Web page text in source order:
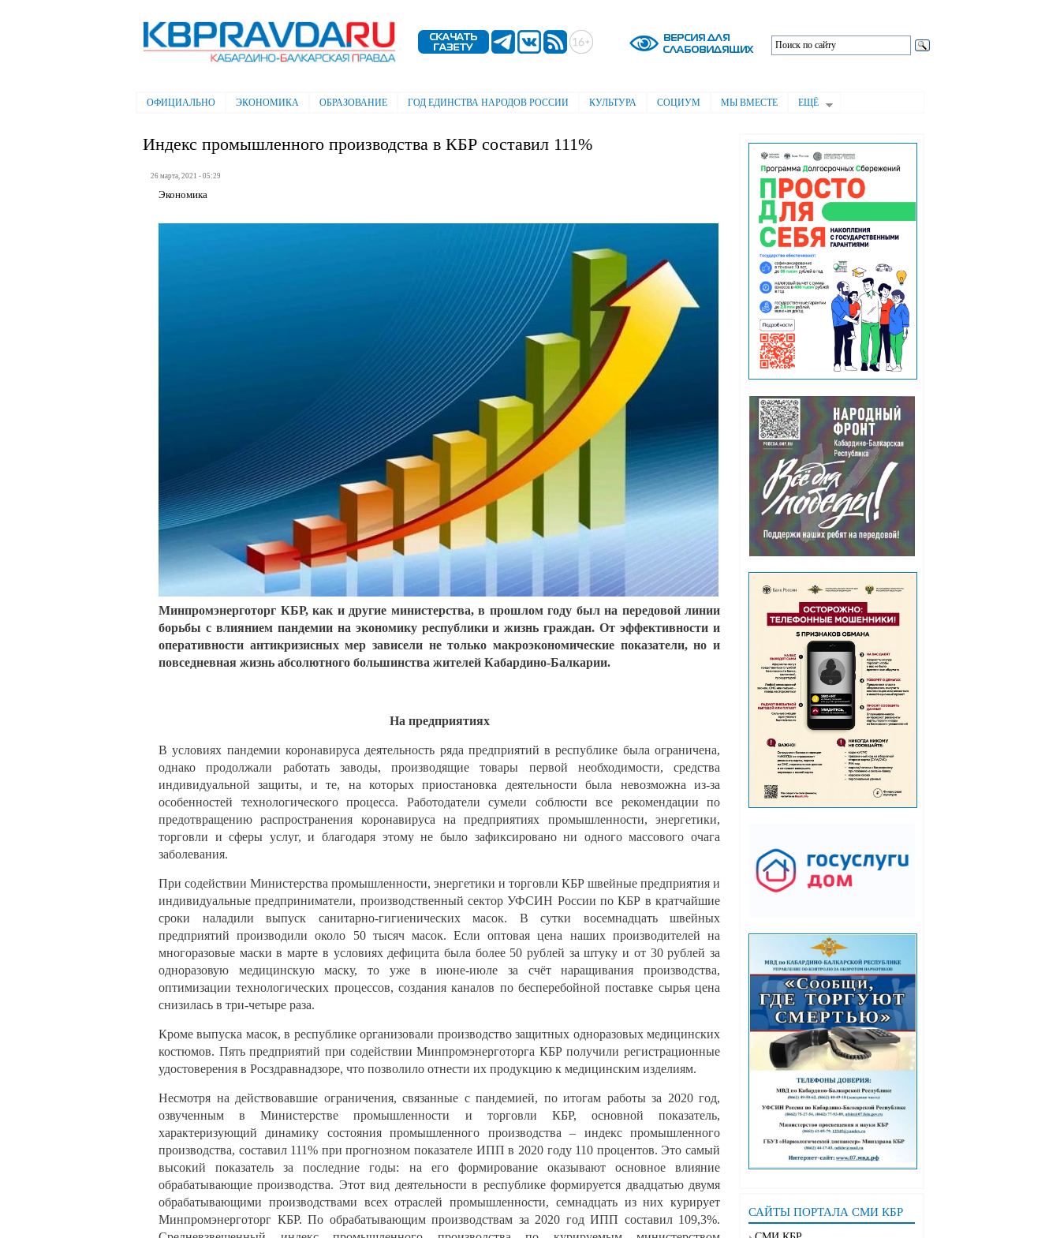
содержанию
Электронная газета "Кабардино-
Балкарская правда"
Главное меню
ОФИЦИАЛЬНО ЭКОНОМИКА ОБРАЗОВАНИЕ ГОД ЕДИНСТВА НАРОДОВ РОССИИ КУЛЬТУРА СОЦИУМ МЫ ВМЕСТЕ ЕЩЁ
САЙТЫ ПОРТАЛА СМИ КБР
Индекс промышленного производства в КБР составил 111%
26 марта, 2021 - 05:29
Экономика
Минпромэнерготорг КБР, как и другие министерства, в прошлом году был на передовой линии
борьбы с влиянием пандемии на экономику республики и жизнь граждан. От эффективности и
оперативности антикризисных мер зависели не только макроэкономические показатели, но и
повседневная жизнь абсолютного большинства жителей Кабардино-Балкарии.
На предприятиях
В условиях пандемии коронавируса деятельность ряда предприятий в республике была ограничена,
однако продолжали работать заводы, производящие товары первой необходимости, средства
индивидуальной защиты, и те, на которых приостановка деятельности была невозможна из-за
особенностей технологического процесса. Работодатели сумели соблюсти все рекомендации по
предотвращению распространения коронавируса на предприятиях промышленности, энергетики,
торговли и сферы услуг, и благодаря этому не было зафиксировано ни одного массового очага
заболевания.
При содействии Министерства промышленности, энергетики и торговли КБР швейные предприятия и
индивидуальные предприниматели, производственный сектор УФСИН России по КБР в кратчайшие
сроки наладили выпуск санитарно-гигиенических масок. В сутки восемнадцать швейных
предприятий производили около 50 тысяч масок. Если оптовая цена наших производителей на
многоразовые маски в марте в условиях дефицита была более 50 рублей за штуку и от 30 рублей за
одноразовую медицинскую маску, то уже в июне-июле за счёт наращивания производства,
оптимизации технологических процессов, создания каналов по бесперебойной поставке сырья цена
снизилась в три-четыре раза.
Кроме выпуска масок, в республике организовали производство защитных одноразовых медицинских
костюмов. Пять предприятий при содействии Минпромэнерготорга КБР получили регистрационные
удостоверения в Росздравнадзоре, что позволило отнести их продукцию к медицинским изделиям.
Несмотря на действовавшие ограничения, связанные с пандемией, по итогам работы за 2020 год,
озвученным в Министерстве промышленности и торговли КБР, основной показатель,
характеризующий динамику состояния промышленного производства – индекс промышленного
производства, составил 111% при прогнозном показателе ИПП в 2020 году 110 процентов. Это самый
высокий показатель за последние годы: на его формирование оказывают основное влияние
обрабатывающие производства. Этот вид деятельности в республике формируется двадцатью двумя
обрабатывающими производствами всех отраслей промышленности, семнадцать из них курирует
Минпромэнерготорг КБР. По обрабатывающим производствам за 2020 год ИПП составил 109,3%.